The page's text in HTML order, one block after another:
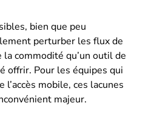
bien que peu
perturber les flux de
commodité qu’un outil de
offrir. Pour les équipes qui
mobile, ces lacunes
majeur.